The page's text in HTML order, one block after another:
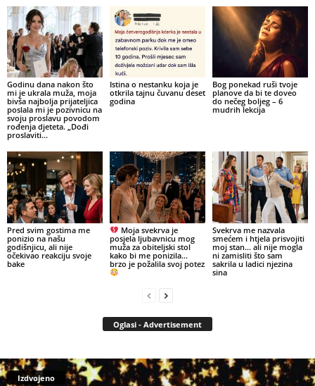
Godinu dana nakon što
mi je ukrala muža, moja
bivša najbolja prijateljica
poslala mi je pozivnicu na
svoju proslavu povodom
rođenja djeteta. „Dođi
proslaviti...
Istina o nestanku koja je
otkrila tajnu čuvanu deset
godina
Bog ponekad ruši tvoje
planove da bi te doveo
do nečeg boljeg – 6
mudrih lekcija
Pred svim gostima me
ponizio na našu
godišnjicu, ali nije
očekivao reakciju svoje
bake
Moja svekrva je
posjela ljubavnicu mog
muža za obiteljski stol
kako bi me ponizila…
brzo je požalila svoj potez
Svekrva me nazvala
smećem i htjela prisvojiti
moj stan… ali nije mogla
ni zamisliti što sam
sakrila u ladici njezina
sina
Oglasi - Advertisement
Izdvojeno